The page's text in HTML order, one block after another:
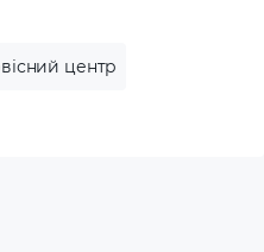
центр